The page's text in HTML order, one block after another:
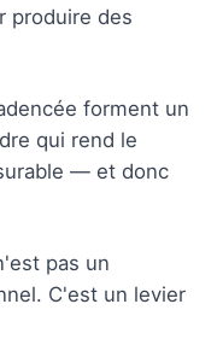
produire des
forment un
qui rend le
— et donc
pas un
C'est un levier